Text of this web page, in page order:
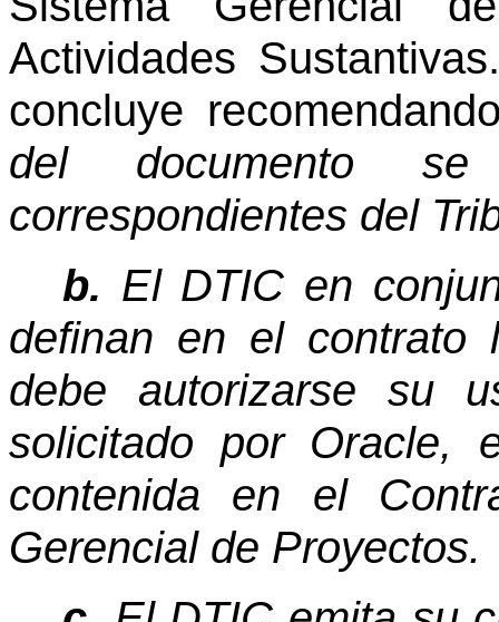
Actividades
concluye
del documento
correspondientes del
b. El DTIC en
definan en el contrato
debe autorizarse su
solicitado por Oracle,
contenida en el
Gerencial de Proyectos.